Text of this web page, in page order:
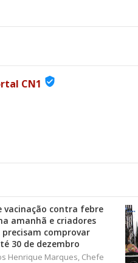
CN1 verified_user
vacinação contra febre
amanhã e criadores
precisam comprovar
30 de dezembro
Henrique Marques, Chefe